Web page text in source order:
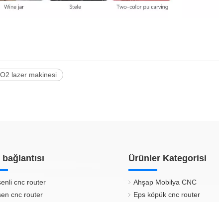
lazer makinesi
cnc router
cnc router
Ürünler Kategorisi
Ahşap Mobilya CNC
Eps köpük cnc router